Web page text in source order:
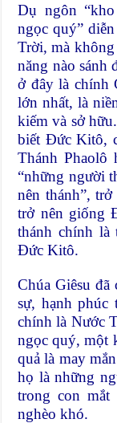
Dụ ngôn
ngọc quý”
Trời, mà
năng nào sánh
ở đây là chính
lớn nhất, là
kiếm và sở
biết Đức Kitô,
Thánh Phaolô
“những người
nên thánh”,
trở nên giống
thánh chính
Đức Kitô.
Chúa Giêsu đã
sự, hạnh phúc
chính là Nước
ngọc quý, một
quả là may
họ là những
trong con
nghèo khó.